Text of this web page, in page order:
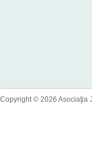
Copyright © 2026 Asociaţia